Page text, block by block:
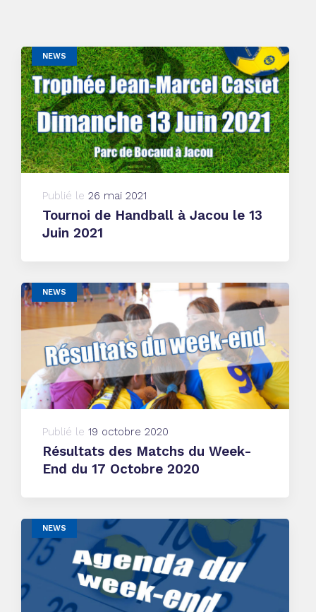
NEWS
Publié le 26 mai 2021
Tournoi de Handball à Jacou le 13
Juin 2021
NEWS
Publié le 19 octobre 2020
Résultats des Matchs du Week-
End du 17 Octobre 2020
NEWS